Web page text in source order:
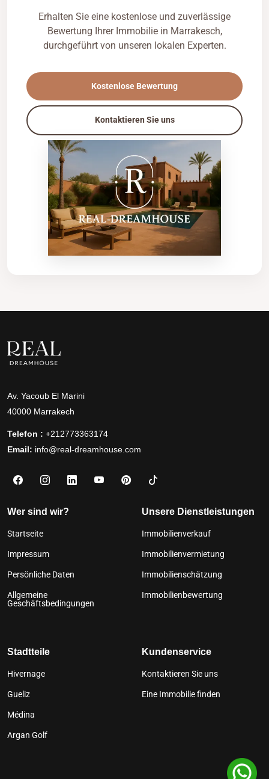
Erhalten Sie eine kostenlose und zuverlässige
Bewertung Ihrer Immobilie in Marrakesch,
durchgeführt von unseren lokalen Experten.
Kostenlose Bewertung
Kontaktieren Sie uns
Av. Yacoub El Marini
40000 Marrakech
Telefon : +212773363174
Email: info@real-dreamhouse.com
Wer sind wir?
Startseite
Impressum
Persönliche Daten
Allgemeine
Geschäftsbedingungen
Unsere Dienstleistungen
Immobilienverkauf
Immobilienvermietung
Immobilienschätzung
Immobilienbewertung
Stadtteile
Hivernage
Gueliz
Médina
Argan Golf
Kundenservice
Kontaktieren Sie uns
Eine Immobilie finden